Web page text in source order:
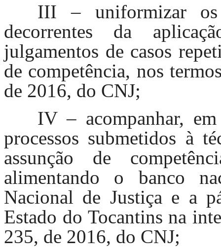
III – uniformizar os
decorrentes da
julgamentos de casos
de competência, nos
de 2016, do CNJ;
IV – acompanhar,
processos submetidos à
assunção de
alimentando o banco
Nacional de Justiça e a
Estado do Tocantins na
235, de 2016, do CNJ;